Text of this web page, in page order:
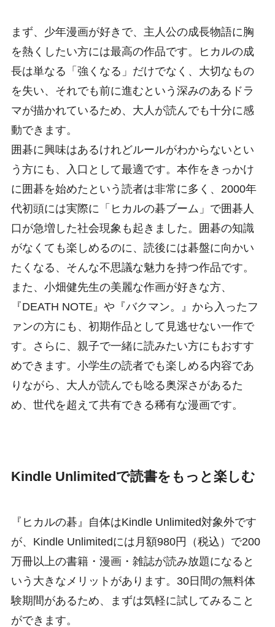
まず、少年漫画が好きで、主人公の成長物語に胸
を熱くしたい方には最高の作品です。ヒカルの成
長は単なる「強くなる」だけでなく、大切なもの
を失い、それでも前に進むという深みのあるドラ
マが描かれているため、大人が読んでも十分に感
動できます。
囲碁に興味はあるけれどルールがわからないとい
う方にも、入口として最適です。本作をきっかけ
に囲碁を始めたという読者は非常に多く、2000年
代初頭には実際に「ヒカルの碁ブーム」で囲碁人
口が急増した社会現象も起きました。囲碁の知識
がなくても楽しめるのに、読後には碁盤に向かい
たくなる、そんな不思議な魅力を持つ作品です。
また、小畑健先生の美麗な作画が好きな方、
『DEATH NOTE』や『バクマン。』から入ったフ
ァンの方にも、初期作品として見逃せない一作で
す。さらに、親子で一緒に読みたい方にもおすす
めできます。小学生の読者でも楽しめる内容であ
りながら、大人が読んでも唸る奥深さがあるた
め、世代を超えて共有できる稀有な漫画です。
Kindle Unlimitedで読書をもっと楽しむ
『ヒカルの碁』自体はKindle Unlimited対象外です
が、Kindle Unlimitedには月額980円（税込）で200
万冊以上の書籍・漫画・雑誌が読み放題になると
いう大きなメリットがあります。30日間の無料体
験期間があるため、まずは気軽に試してみること
ができます。